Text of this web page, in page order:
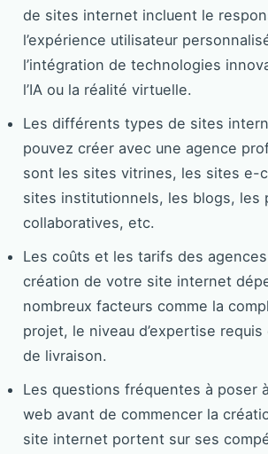
de sites internet incluent le
l’expérience utilisateur
l’intégration de technologies
l’IA ou la réalité virtuelle.
Les différents types de sites
pouvez créer avec une agence
sont les sites vitrines, les sites e-
sites institutionnels, les blogs, les
collaboratives, etc.
Les coûts et les tarifs des
création de votre site internet
nombreux facteurs comme la
projet, le niveau d’expertise
de livraison.
Les questions fréquentes à poser
web avant de commencer la
site internet portent sur ses